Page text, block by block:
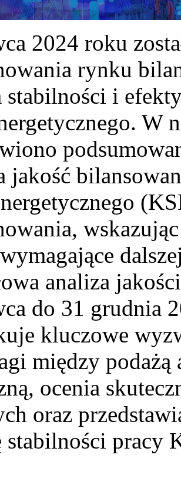
2024 roku
rynku
stabilności i
W
jakość
analiza
do 31 grudnia
kluczowe
między podażą
ocenia
oraz
stabilności pracy